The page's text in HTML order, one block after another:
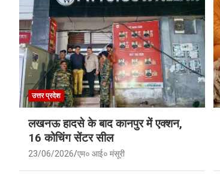
उत्तर प्रदेश
लखनऊ हादसे के बाद कानपुर में एक्शन,
16 कोचिंग सेंटर सील
23/06/2026 एम० आई० मंसूरी